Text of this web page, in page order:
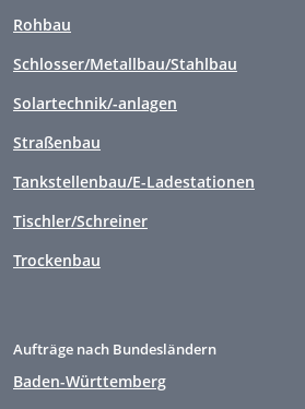
Rohbau
Schlosser/Metallbau/Stahlbau
Solartechnik/-anlagen
Straßenbau
Tankstellenbau/E-Ladestationen
Tischler/Schreiner
Trockenbau
Aufträge nach Bundesländern
Baden-Württemberg